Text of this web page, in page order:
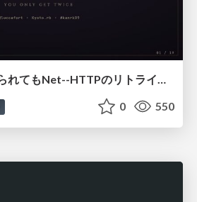
琵琶湖の水は止められてもNet--HTTPのリトライは止められない / You might be able to stop the water flow of Lake Biwa but you can't stop Net::HTTP retries
0 550